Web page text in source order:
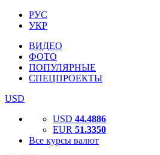
РУС
УКР
ВИДЕО
ФОТО
ПОПУЛЯРНЫЕ
СПЕЦПРОЕКТЫ
USD
USD 44.4886
EUR 51.3350
Все курсы валют